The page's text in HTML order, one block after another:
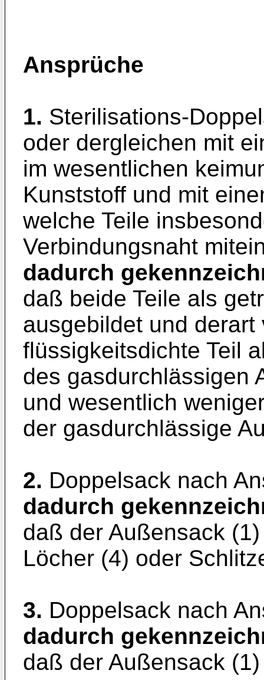
Ansprüche
1. Sterilisations-
oder dergleichen mit
im wesentlichen
Kunststoff und mit
welche Teile
Verbindungsnaht
dadurch
daß beide Teile als
ausgebildet und
flüssigkeitsdichte Teil
des gasdurchlässigen
und wesentlich
der gasdurchlässige
2. Doppelsack nach
dadurch
daß der Außensack
Löcher (4) oder
3. Doppelsack nach
dadurch
daß der Außensack